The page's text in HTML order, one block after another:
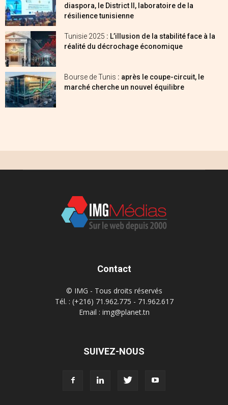
diaspora, le District II, laboratoire de la
résilience tunisienne
Tunisie 2025 : L’illusion de la stabilité face à la
réalité du décrochage économique
Bourse de Tunis : après le coupe-circuit, le
marché cherche un nouvel équilibre
Contact
© IMG - Tous droits réservés
Tél. : (+216) 71.962.775 - 71.962.617
Email : img@planet.tn
SUIVEZ-NOUS